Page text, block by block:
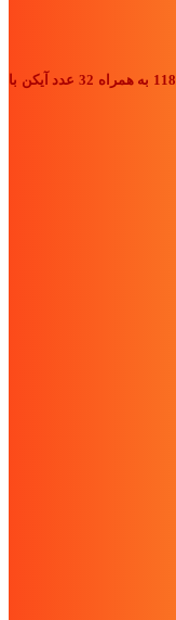
و سایز 118 به همراه 32 عدد آیکن با